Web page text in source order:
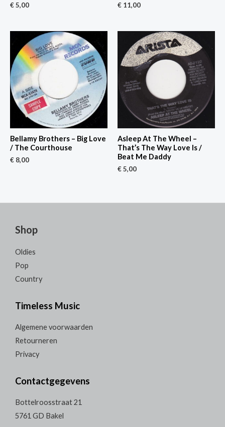
€5,00 € 11,00
Bellamy Brothers – Big Love
/ The Courthouse
€ 8,00
Asleep At The Wheel –
That’s The Way Love Is /
Beat Me Daddy
€5,00
Shop
Oldies
Pop
Country
Timeless Music
Algemene voorwaarden
Retourneren
Privacy
Contactgegevens
Bottelroosstraat 21
5761 GD Bakel